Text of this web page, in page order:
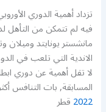
تزداد أهمية الدوري
فيه لم تتمكن من التأهل
مانشستر يونايتد وميلان
الاندية التي تلعب في
لا تقل أهمية عن دوري
المسابقة, بات التنافس
2022قطر